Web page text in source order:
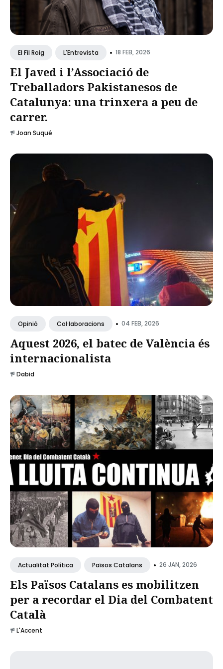
El Fil Roig L'Entrevista • 18 FEB, 2026
El Javed i l’Associació de
Treballadors Pakistanesos de
Catalunya: una trinxera a peu de
carrer.
Joan Suqué
Opinió Col·laboracions • 04 FEB, 2026
Aquest 2026, el batec de València és
internacionalista
Dabid
Actualitat Política Països Catalans • 26 JAN, 2026
Els Països Catalans es mobilitzen
per a recordar el Dia del Combatent
Català
L'Accent